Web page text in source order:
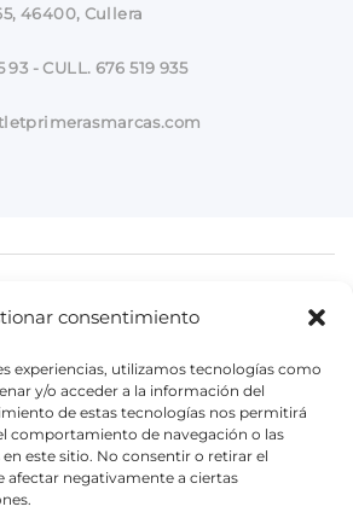
consentimiento
experiencias, utilizamos tecnologías como
y/o acceder a la información del
de estas tecnologías nos permitirá
comportamiento de navegación o las
este sitio. No consentir o retirar el
afectar negativamente a ciertas
46400, Cullera
93 - CULL. 676 519 935